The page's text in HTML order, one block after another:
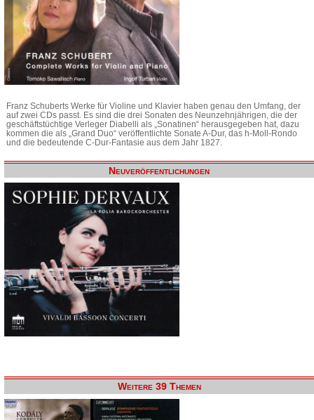
Franz Schuberts Werke für Violine und Klavier haben genau den Umfang, der
auf zwei CDs passt. Es sind die drei Sonaten des Neunzehnjährigen, die der
geschäftstüchtige Verleger Diabelli als „Sonatinen“ herausgegeben hat, dazu
kommen die als „Grand Duo“ veröffentlichte Sonate A-Dur, das h-Moll-Rondo
und die bedeutende C-Dur-Fantasie aus dem Jahr 1827.
Neuveröffentlichungen
Weitere 39 Themen